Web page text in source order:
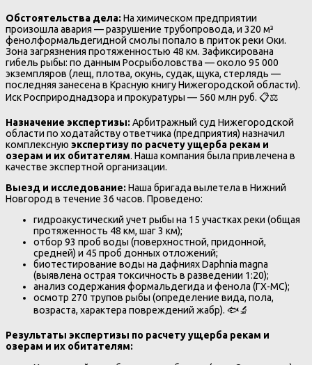
Обстоятельства дела:На химическом предприятии
произошла авария — разрушение трубопровода, и 320 м³
фенолформальдегидной смолы попало в приток реки Оки.
Зона загрязнения протяженностью 48 км. Зафиксирована
гибель рыбы: по данным Росрыболовства — около 95 000
экземпляров (лещ, плотва, окунь, судак, щука, стерлядь —
последняя занесена в Красную книгу Нижегородской области).
Иск Росприроднадзора и прокуратуры — 560 млн руб. 📋⚖️
Назначение экспертизы:Арбитражный суд Нижегородской
области по ходатайству ответчика (предприятия) назначил
комплексную экспертизу по расчету ущерба рекам и
озерам и их обитателям. Наша компания была привлечена в
качестве экспертной организации.
Выезд и исследование:Наша бригада вылетела в Нижний
Новгород в течение 36 часов. Проведено:
гидроакустический учет рыбы на 15 участках реки (общая
протяженность 48 км, шаг 3 км);
отбор 93 проб воды (поверхностной, придонной,
средней) и 45 проб донных отложений;
биотестирование воды на дафниях Daphnia magna
(выявлена острая токсичность в разведении 1:20);
анализ содержания формальдегида и фенола (ГХ-МС);
осмотр 270 трупов рыбы (определение вида, пола,
возраста, характера повреждений жабр). 🐟🔬
Результаты экспертизы по расчету ущерба рекам и
озерам и их обитателям: